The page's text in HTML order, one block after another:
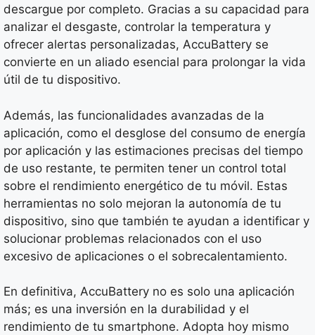
descargue por completo. Gracias a su capacidad para
analizar el desgaste, controlar la temperatura y
ofrecer alertas personalizadas, AccuBattery se
convierte en un aliado esencial para prolongar la vida
útil de tu dispositivo.
Además, las funcionalidades avanzadas de la
aplicación, como el desglose del consumo de energía
por aplicación y las estimaciones precisas del tiempo
de uso restante, te permiten tener un control total
sobre el rendimiento energético de tu móvil. Estas
herramientas no solo mejoran la autonomía de tu
dispositivo, sino que también te ayudan a identificar y
solucionar problemas relacionados con el uso
excesivo de aplicaciones o el sobrecalentamiento.
En definitiva, AccuBattery no es solo una aplicación
más; es una inversión en la durabilidad y el
rendimiento de tu smartphone. Adopta hoy mismo